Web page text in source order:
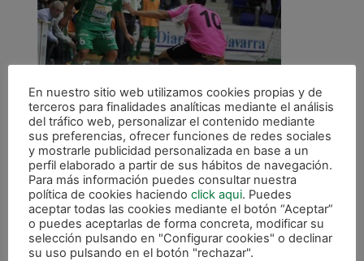
ANTERIOR
Derrota en el primer partido de cuartos de final (3-6)
CALENDARIO DE LIGA
En nuestro sitio web utilizamos cookies propias y de
terceros para finalidades analíticas mediante el análisis
del tráfico web, personalizar el contenido mediante
sus preferencias, ofrecer funciones de redes sociales
y mostrarle publicidad personalizada en base a un
perfil elaborado a partir de sus hábitos de navegación.
Para más información puedes consultar nuestra
política de cookies haciendo click aqui. Puedes
aceptar todas las cookies mediante el botón “Aceptar”
o puedes aceptarlas de forma concreta, modificar su
selección pulsando en "Configurar cookies" o declinar
su uso pulsando en el botón "rechazar".